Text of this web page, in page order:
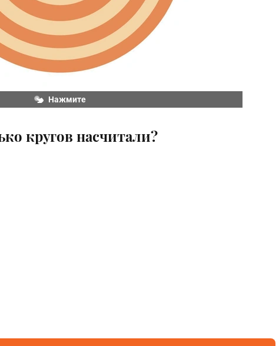
Нажмите
кругов насчитали?